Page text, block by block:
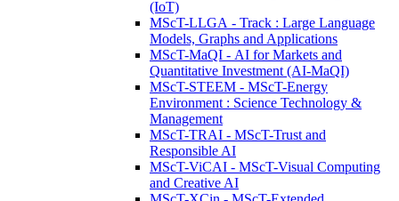
(IoT)
MScT-LLGA - Track : Large Language
Models, Graphs and Applications
MScT-MaQI - AI for Markets and
Quantitative Investment (AI-MaQI)
MScT-STEEM - MScT-Energy
Environment : Science Technology &
Management
MScT-TRAI - MScT-Trust and
Responsible AI
MScT-ViCAI - MScT-Visual Computing
and Creative AI